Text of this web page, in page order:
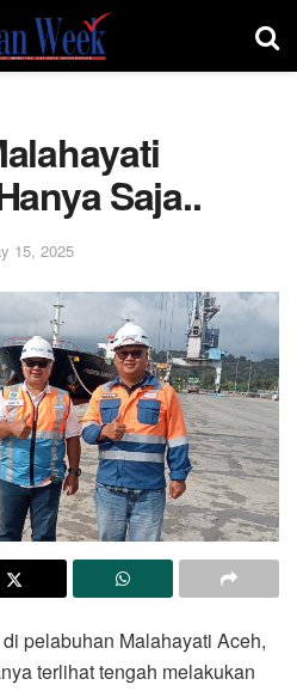
Saja..
15, 2025
pelabuhan Malahayati Aceh,
terlihat tengah melakukan